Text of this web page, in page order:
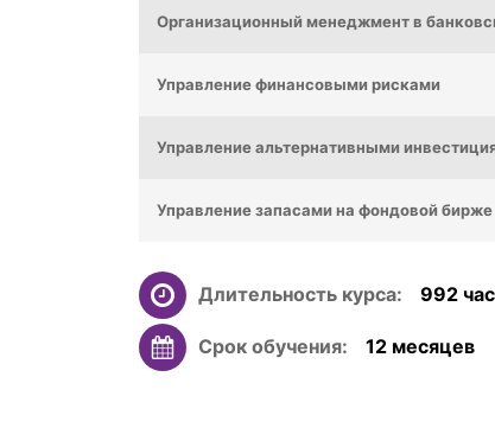
Организационный менеджмент в
Управление финансовыми рисками
Управление альтернативными
Управление запасами на фондовой бирже
F Длительность курса: 992
E Срок обучения: 12 месяцев